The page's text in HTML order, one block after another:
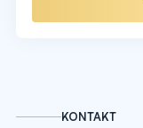
KONTAKT